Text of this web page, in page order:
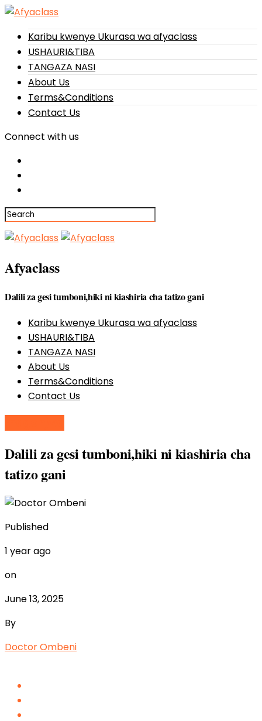
Karibu kwenye Ukurasa wa afyaclass
USHAURI&TIBA
TANGAZA NASI
About Us
Terms&Conditions
Contact Us
Connect with us
Afyaclass
Dalili za gesi tumboni,hiki ni kiashiria cha tatizo gani
Karibu kwenye Ukurasa wa afyaclass
USHAURI&TIBA
TANGAZA NASI
About Us
Terms&Conditions
Contact Us
Dalili za gesi tumboni,hiki ni kiashiria cha
tatizo gani
Published
1 year ago
on
June 13, 2025
By
Doctor Ombeni